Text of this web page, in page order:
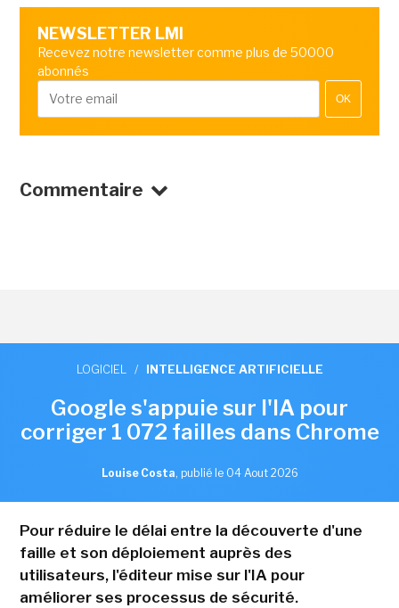
NEWSLETTER LMI
Recevez notre newsletter comme plus de 50000
abonnés
OK
Commentaire
LOGICIEL / INTELLIGENCE ARTIFICIELLE
Google s'appuie sur l'IA pour
corriger 1 072 failles dans Chrome
Louise Costa, publié le 04 Aout 2026
Pour réduire le délai entre la découverte d'une
faille et son déploiement auprès des
utilisateurs, l'éditeur mise sur l'IA pour
améliorer ses processus de sécurité.